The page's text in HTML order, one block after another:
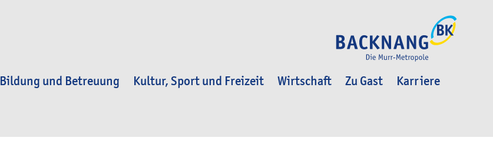
Bildung und Betreuung Kultur, Sport und Freizeit Wirtschaft Zu Gast
Karriere